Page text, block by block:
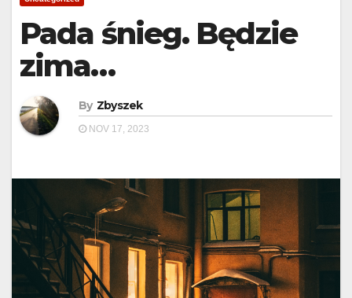
Pada śnieg. Będzie
zima…
By Zbyszek
NOV 17, 2023